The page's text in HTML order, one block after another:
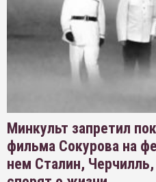
Минкульт запретил
фильма Сокурова на
нем Сталин,